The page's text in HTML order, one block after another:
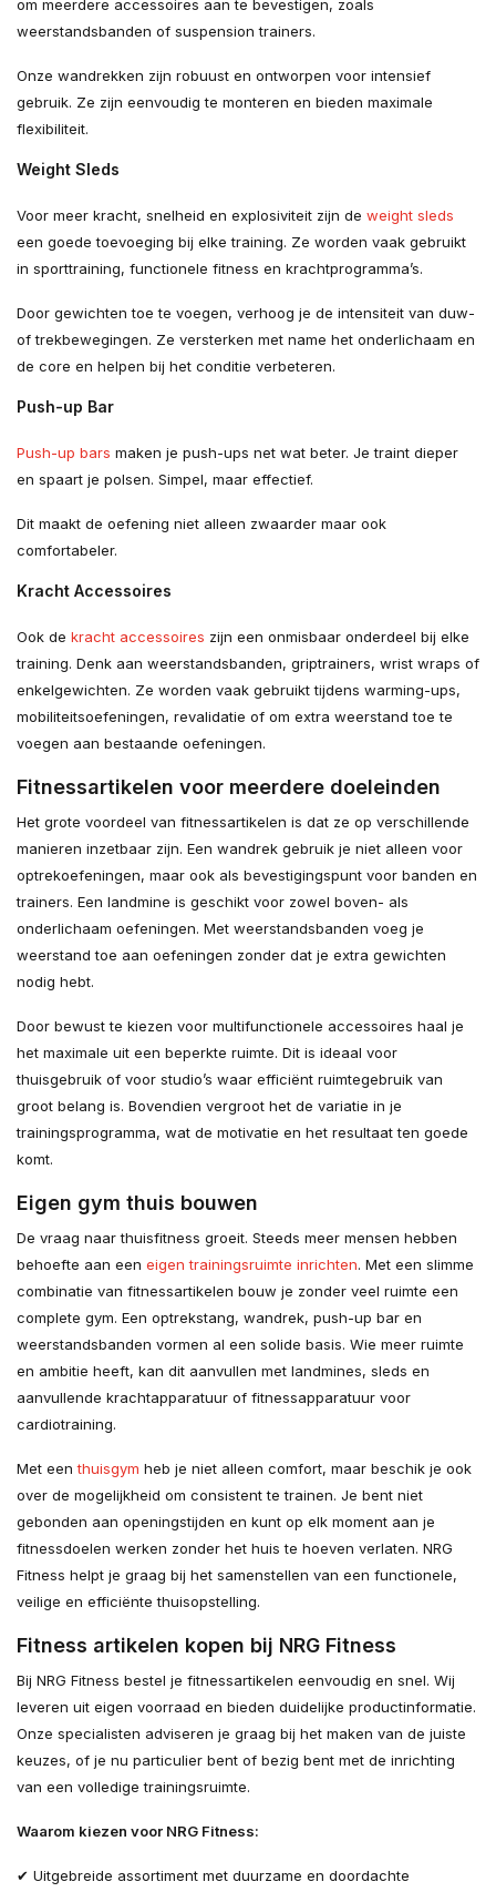
om meerdere accessoires aan te bevestigen, zoals
weerstandsbanden of suspension trainers.
Onze wandrekken zijn robuust en ontworpen voor intensief
gebruik. Ze zijn eenvoudig te monteren en bieden maximale
flexibiliteit.
Weight Sleds
Voor meer kracht, snelheid en explosiviteit zijn de weight sleds
een goede toevoeging bij elke training. Ze worden vaak gebruikt
in sporttraining, functionele fitness en krachtprogramma’s.
Door gewichten toe te voegen, verhoog je de intensiteit van duw-
of trekbewegingen. Ze versterken met name het onderlichaam en
de core en helpen bij het conditie verbeteren.
Push-up Bar
Push-up bars maken je push-ups net wat beter. Je traint dieper
en spaart je polsen. Simpel, maar effectief.
Dit maakt de oefening niet alleen zwaarder maar ook
comfortabeler.
Kracht Accessoires
Ook de kracht accessoires zijn een onmisbaar onderdeel bij elke
training. Denk aan weerstandsbanden, griptrainers, wrist wraps of
enkelgewichten. Ze worden vaak gebruikt tijdens warming-ups,
mobiliteitsoefeningen, revalidatie of om extra weerstand toe te
voegen aan bestaande oefeningen.
Fitnessartikelen voor meerdere doeleinden
Het grote voordeel van fitnessartikelen is dat ze op verschillende
manieren inzetbaar zijn. Een wandrek gebruik je niet alleen voor
optrekoefeningen, maar ook als bevestigingspunt voor banden en
trainers. Een landmine is geschikt voor zowel boven- als
onderlichaam oefeningen. Met weerstandsbanden voeg je
weerstand toe aan oefeningen zonder dat je extra gewichten
nodig hebt.
Door bewust te kiezen voor multifunctionele accessoires haal je
het maximale uit een beperkte ruimte. Dit is ideaal voor
thuisgebruik of voor studio’s waar efficiënt ruimtegebruik van
groot belang is. Bovendien vergroot het de variatie in je
trainingsprogramma, wat de motivatie en het resultaat ten goede
komt.
Eigen gym thuis bouwen
De vraag naar thuisfitness groeit. Steeds meer mensen hebben
behoefte aan een eigen trainingsruimte inrichten. Met een slimme
combinatie van fitnessartikelen bouw je zonder veel ruimte een
complete gym. Een optrekstang, wandrek, push-up bar en
weerstandsbanden vormen al een solide basis. Wie meer ruimte
en ambitie heeft, kan dit aanvullen met landmines, sleds en
aanvullende krachtapparatuur of fitnessapparatuur voor
cardiotraining.
Met eenthuisgym heb je niet alleen comfort, maar beschik je ook
over de mogelijkheid om consistent te trainen. Je bent niet
gebonden aan openingstijden en kunt op elk moment aan je
fitnessdoelen werken zonder het huis te hoeven verlaten. NRG
Fitness helpt je graag bij het samenstellen van een functionele,
veilige en efficiënte thuisopstelling.
Fitness artikelen kopen bij NRG Fitness
Bij NRG Fitness bestel je fitnessartikelen eenvoudig en snel. Wij
leveren uit eigen voorraad en bieden duidelijke productinformatie.
Onze specialisten adviseren je graag bij het maken van de juiste
keuzes, of je nu particulier bent of bezig bent met de inrichting
van een volledige trainingsruimte.
Waarom kiezen voor NRG Fitness:
✔ Uitgebreide assortiment met duurzame en doordachte